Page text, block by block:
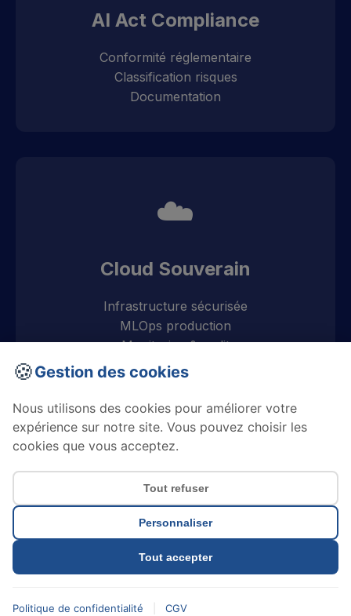
AI Act Compliance
Conformité réglementaire
Classification risques
Documentation
☁️
Cloud Souverain
Infrastructure sécurisée
MLOps production
Monitoring & audit
SentinelleIA
📧 contact@sentinelleia.fr
Mentions légalesCGVPolitique de confidentialité
© 2025-2026 SentinelleIA - Tous droits réservés
🍪Gestion des cookies
Nous utilisons des cookies pour améliorer votre
expérience sur notre site. Vous pouvez choisir les
cookies que vous acceptez.
Tout refuser
Personnaliser
Tout accepter
Politique de confidentialité CGV